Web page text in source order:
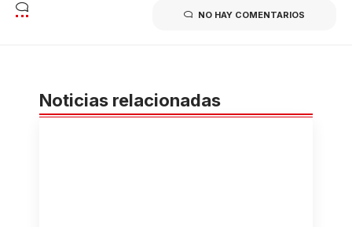
NO HAY COMENTARIOS
Noticias relacionadas